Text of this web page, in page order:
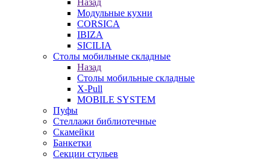
Назад
Модульные кухни
CORSICA
IBIZA
SICILIA
Столы мобильные складные
Назад
Столы мобильные складные
X-Pull
MOBILE SYSTEM
Пуфы
Стеллажи библиотечные
Скамейки
Банкетки
Секции стульев